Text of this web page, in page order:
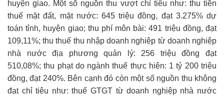
huyện giao. Một số nguồn thu vượt chỉ tiêu như: thu tiền
thuế mặt đất, mặt nước: 645 triệu đồng, đạt 3.275% dự
toán tỉnh, huyện giao; thu phí môn bài: 491 triệu đồng, đạt
109,11%; thu thuế thu nhập doanh nghiệp từ doanh nghiệp
nhà nước địa phương quản lý: 256 triệu đồng đạt
510,08%; thu phạt do ngành thuế thực hiện: 1 tỷ 200 triệu
đồng, đạt 240%. Bên cạnh đó còn một số nguồn thu không
đạt chỉ tiêu như: thuế GTGT từ doanh nghiệp nhà nước